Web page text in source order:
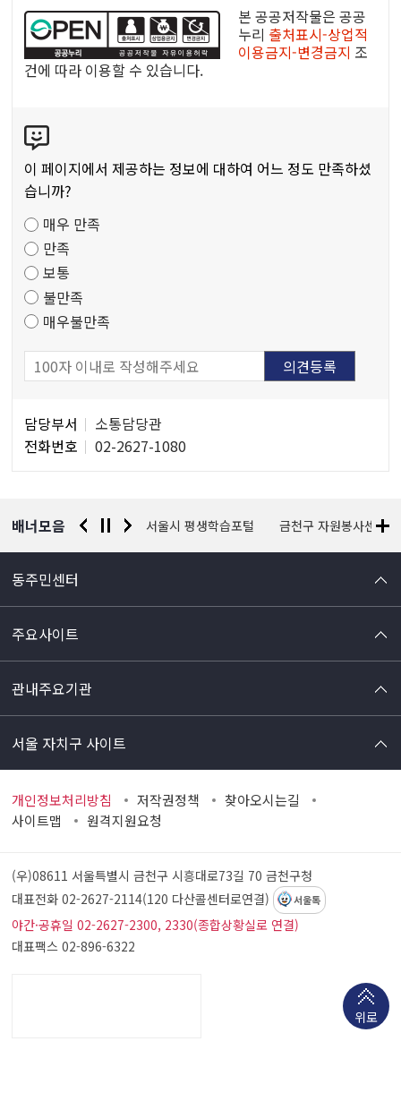
공
리
공
저
작
물
본 공공저작물은 공공
누리 출처표시-상업적
이용금지-변경금지 조
건에 따라 이용할 수 있습니다.
텐
츠
만
도
조
사
이 페이지에서 제공하는 정보에 대하여 어느 정도 만족하셨
습니까?
매우 만족
만족
보통
불만족
매우불만족
당
자
담당부서
소통담당관
전화번호
02-2627-1080
배너모음
찰청 유실물 통합포털 서울시 평생학습포털 금천구 자원봉사센터
동주민센터
주요사이트
관내주요기관
서울 자치구 사이트
개인정보처리방침 저작권정책
찾아오시는길
사이트맵
원격지원요청
위로
(우)08611 서울특별시 금천구 시흥대로73길 70금천구청
대표전화 02-2627-2114(120 다산콜센터로연결)
서울톡
야간·공휴일 02-2627-2300, 2330(종합상황실로 연결)
대표팩스 02-896-6322